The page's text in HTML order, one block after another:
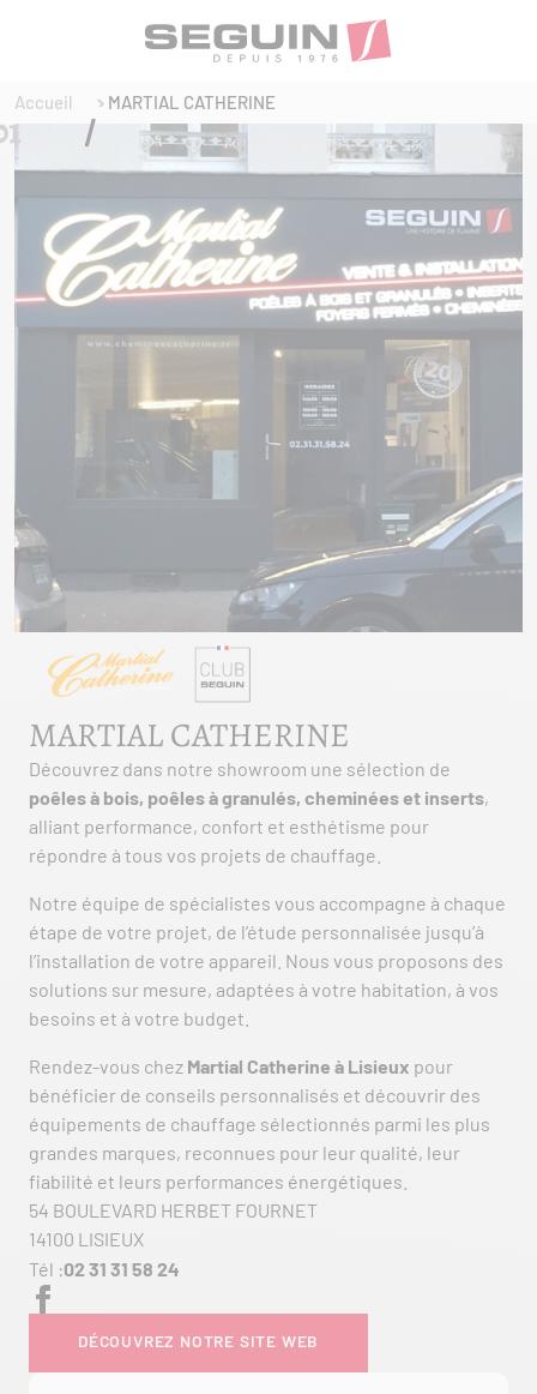
Accueil MARTIAL CATHERINE
MARTIAL CATHERINE
Découvrez dans notre showroom une sélection de
poêles à bois, poêles à granulés, cheminées et inserts,
alliant performance, confort et esthétisme pour
répondre à tous vos projets de chauffage.
Notre équipe de spécialistes vous accompagne à chaque
étape de votre projet, de l’étude personnalisée jusqu’à
l’installation de votre appareil. Nous vous proposons des
solutions sur mesure, adaptées à votre habitation, à vos
besoins et à votre budget.
Rendez-vous chez Martial Catherine à Lisieux pour
bénéficier de conseils personnalisés et découvrir des
équipements de chauffage sélectionnés parmi les plus
grandes marques, reconnues pour leur qualité, leur
fiabilité et leurs performances énergétiques.
54 BOULEVARD HERBET FOURNET
14100 LISIEUX
Tél :02 31 31 58 24
DÉCOUVREZ NOTRE SITE WEB